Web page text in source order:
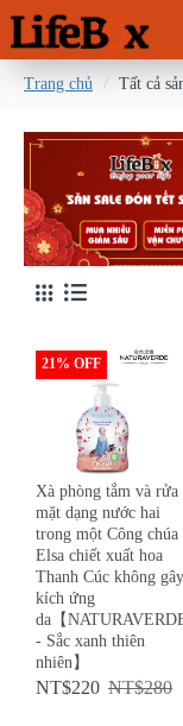
Trang chủ Tất cả
21% OFF
Xà phòng tắm và rửa
mặt dạng nước hai
trong một Công chúa
Elsa chiết xuất hoa
Thanh Cúc không gây
kích ứng
da【
- Sắc xanh thiên
nhiên】
NT$220 NT$280